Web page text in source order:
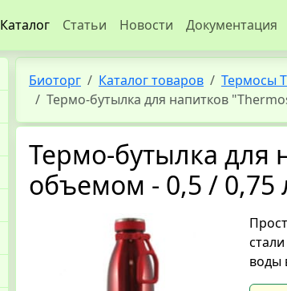
Каталог Статьи Новости Документация
Биоторг Каталог товаров Термосы
Термо-бутылка для напитков
Термо-бутылка для
объемом - 0,5 / 0,75
воды